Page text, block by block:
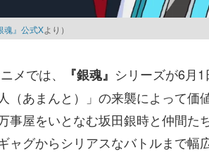
魂』公式Xより）
メでは、 『銀魂』 シリーズが6月
人（あまんと）」の来襲によって価
事屋をいとなむ坂田銀時と仲間た
ャグからシリアスなバトルまで幅